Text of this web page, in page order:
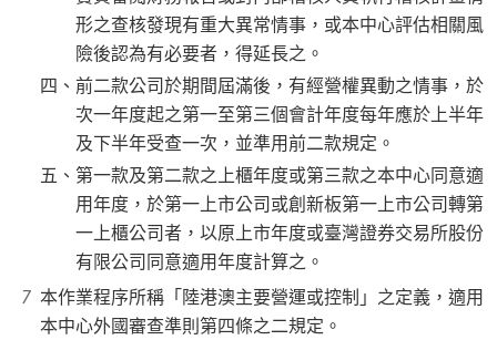
形之查核發現有重大異常情事，或本中心評估相關風
險後認為有必要者，得延長之。
四、前二款公司於期間屆滿後，有經營權異動之情事，於
次一年度起之第一至第三個會計年度每年應於上半年
及下半年受查一次，並準用前二款規定。
五、第一款及第二款之上櫃年度或第三款之本中心同意適
用年度，於第一上市公司或創新板第一上市公司轉第
一上櫃公司者，以原上市年度或臺灣證券交易所股份
有限公司同意適用年度計算之。
本作業程序所稱「陸港澳主要營運或控制」之定義，適用
本中心外國審查準則第四條之二規定。